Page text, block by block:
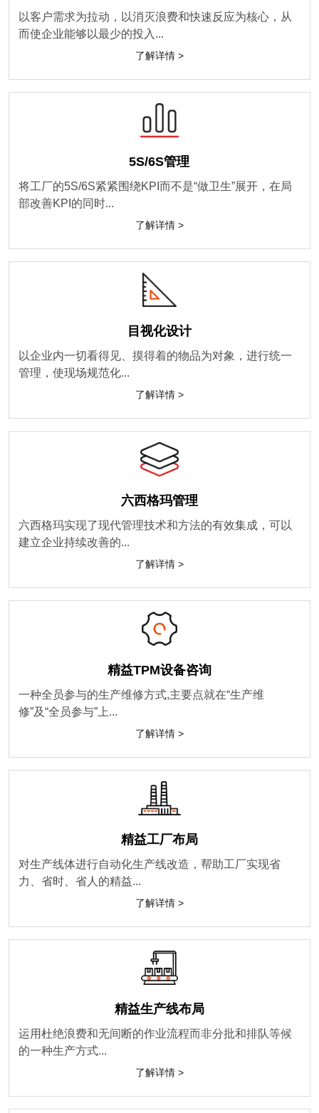
以客户需求为拉动，以消灭浪费和快速反应为核心，从
而使企业能够以最少的投入...
了解详情 >
5S/6S管理
将工厂的5S/6S紧紧围绕KPI而不是“做卫生”展开，在局
部改善KPI的同时...
了解详情 >
目视化设计
以企业内一切看得见、摸得着的物品为对象，进行统一
管理，使现场规范化...
了解详情 >
六西格玛管理
六西格玛实现了现代管理技术和方法的有效集成，可以
建立企业持续改善的...
了解详情 >
精益TPM设备咨询
一种全员参与的生产维修方式,主要点就在“生产维
修”及“全员参与”上...
了解详情 >
精益工厂布局
对生产线体进行自动化生产线改造，帮助工厂实现省
力、省时、省人的精益...
了解详情 >
精益生产线布局
运用杜绝浪费和无间断的作业流程而非分批和排队等候
的一种生产方式...
了解详情 >